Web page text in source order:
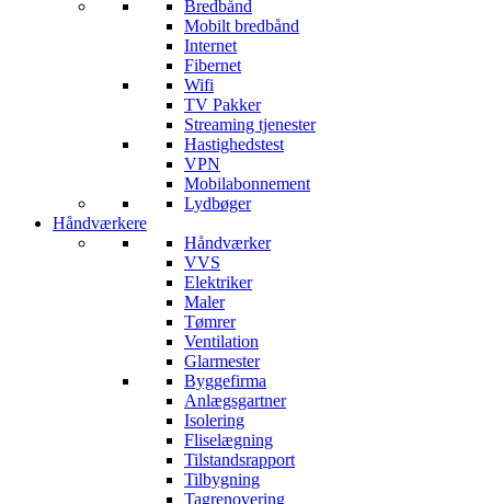
Bredbånd
Mobilt bredbånd
Internet
Fibernet
Wifi
TV Pakker
Streaming tjenester
Hastighedstest
VPN
Mobilabonnement
Lydbøger
Håndværkere
Håndværker
VVS
Elektriker
Maler
Tømrer
Ventilation
Glarmester
Byggefirma
Anlægsgartner
Isolering
Fliselægning
Tilstandsrapport
Tilbygning
Tagrenovering